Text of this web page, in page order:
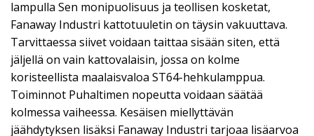
lampulla Sen monipuolisuus ja teollisen kosketat,
Fanaway Industri kattotuuletin on täysin vakuuttava.
Tarvittaessa siivet voidaan taittaa sisään siten, että
jäljellä on vain kattovalaisin, jossa on kolme
koristeellista maalaisvaloa ST64-hehkulamppua.
Toiminnot Puhaltimen nopeutta voidaan säätää
kolmessa vaiheessa. Kesäisen miellyttävän
jäähdytyksen lisäksi Fanaway Industri tarjoaa lisäarvoa